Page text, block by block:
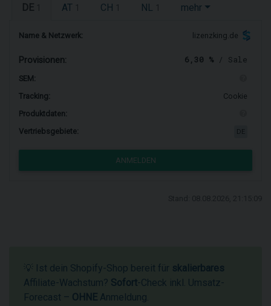
DE AT CH NL mehr
Name & Netzwerk: lizenzking.de
Provisionen: 6,30 % / Sale
SEM:
Tracking:
Cookie
Produktdaten:
Vertriebsgebiete:
ANMELDEN
💡 Ist dein Shopify-Shop bereit für skalierbares
Affiliate-Wachstum? Sofort-Check inkl. Umsatz-
Forecast – OHNE Anmeldung.